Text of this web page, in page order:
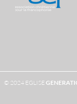
© 2024 EGLISE